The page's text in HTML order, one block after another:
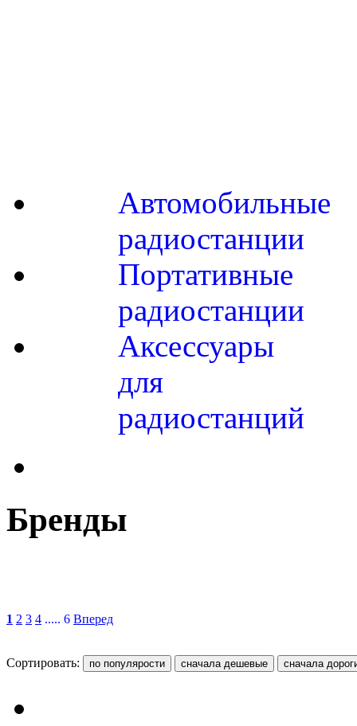
Автомобильные
радиостанции
Портативные
радиостанции
Аксессуары
для
радиостанций
Бренды
1 2 3 4 ..... 6 Вперед
Сортировать: